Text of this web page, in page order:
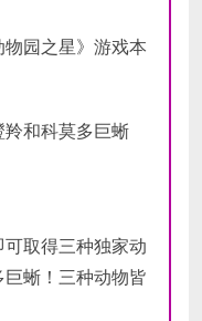
770 (2GB) /
(2GB)
1070 (8GB) or
(8GB)
物园之星》游戏本
和科莫多巨蜥
取得三种独家动
蜥！三种动物皆